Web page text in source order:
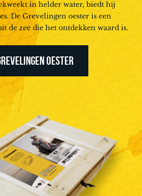
in helder water, biedt hij
De Grevelingen oester is een
de zee die het ontdekken waard is.
OESTER